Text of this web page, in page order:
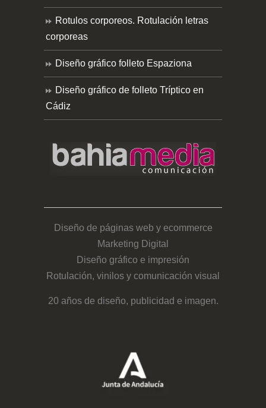
Rotulos corporeos. Rotulación letras
corporeas
Diseño gráfico folleto Espaziona
Diseño gráfico de folleto Tríptico en
Cádiz
Diseño de páginas web y ecommerce
Marketing Digital
Diseño gráfico e impresión
Rotulación, vinilos y comunicación visual
20 años de diseño, publicidad e imagen.